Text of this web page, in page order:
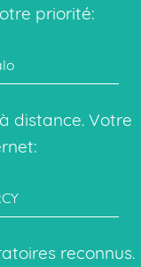
priorité:
distance. Votre
reconnus.